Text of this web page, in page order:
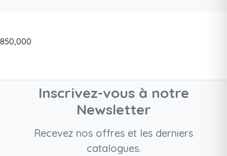
850,000
Inscrivez-vous à notre
Newsletter
Recevez nos offres et les derniers
catalogues.